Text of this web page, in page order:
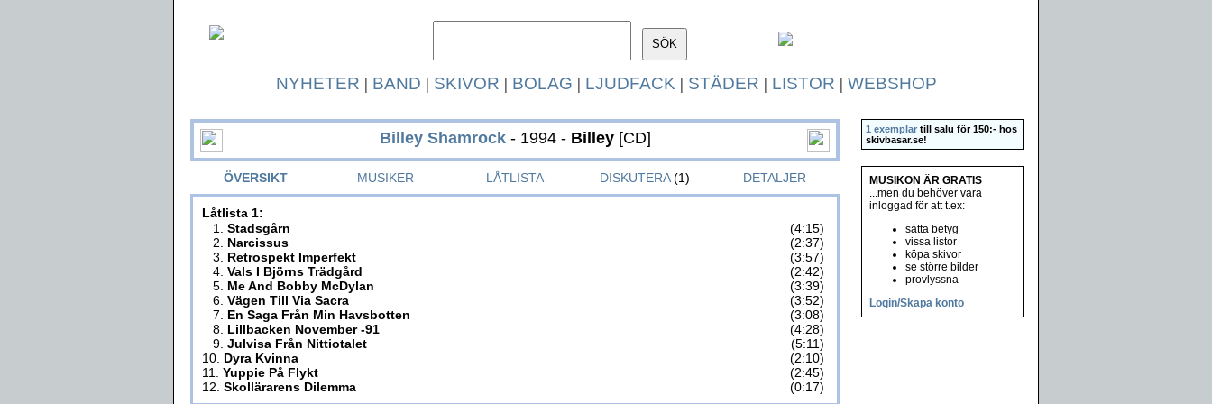
NYHETER | BAND | SKIVOR | BOLAG | LJUDFACK | STÄDER | LISTOR | WEBSHOP
Billey Shamrock- 1994 - Billey[CD]
ÖVERSIKT MUSIKER LÅTLISTA DISKUTERA(1) DETALJER
Låtlista 1:
1. Stadsgårn
(4:15)
2. Narcissus
(2:37)
3. Retrospekt Imperfekt
(3:57)
4. Vals I Björns Trädgård
(2:42)
5. Me And Bobby McDylan
(3:39)
6. Vägen Till Via Sacra
(3:52)
7. En Saga Från Min Havsbotten
(3:08)
8. Lillbacken November -91
(4:28)
9. Julvisa Från Nittiotalet
(5:11)
10. Dyra Kvinna
(2:10)
11. Yuppie På Flykt
(2:45)
12. Skollärarens Dilemma (0:17)
1 exemplar till salu för 150:- hos
skivbasar.se!
MUSIKON ÄR GRATIS
...men du behöver vara
inloggad för att t.ex:
sätta betyg
vissa listor
köpa skivor
se större bilder
provlyssna
Login/Skapa konto